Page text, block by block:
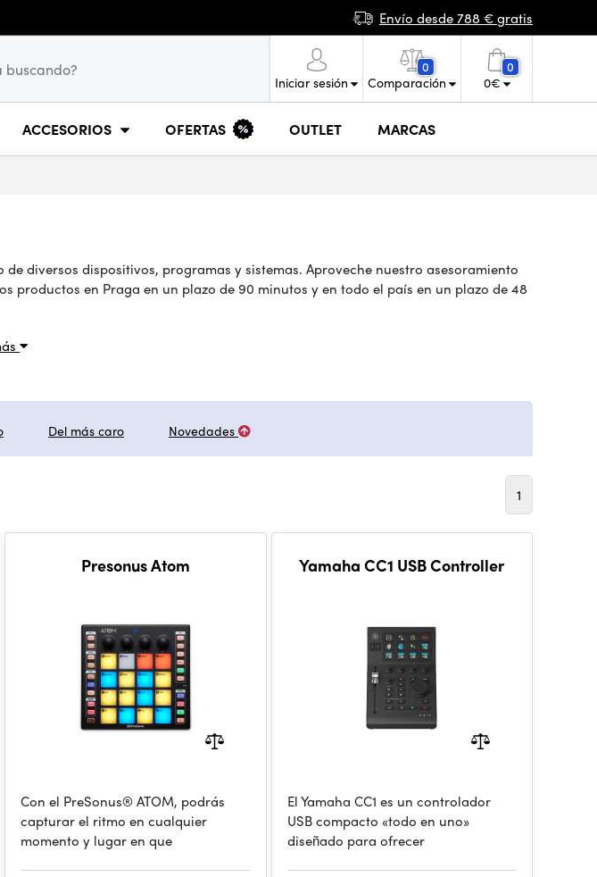
Envío desde 788 € gratis
Iniciar sesión
0
Comparación
0
0€
ACCESORIOS OFERTAS OUTLET MARCAS
diversos dispositivos, programas y sistemas. Aproveche nuestro asesoramiento
productos en Praga en un plazo de 90 minutos y en todo el país en un plazo de 48
Del más caro Novedades
1
Presonus Atom
Con el PreSonus® ATOM, podrás
capturar el ritmo en cualquier
momento y lugar en que
Yamaha CC1 USB Controller
El Yamaha CC1 es un controlador
USB compacto «todo en uno»
diseñado para ofrecer